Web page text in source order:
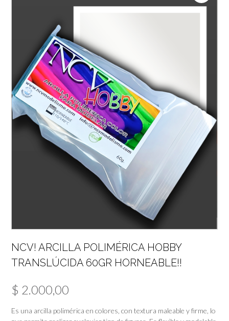
NCV! ARCILLA POLIMÉRICA HOBBY
TRANSLÚCIDA 60GR HORNEABLE!!
$ 2.000,00
Es una arcilla polimérica en colores, con textura maleable y firme, lo